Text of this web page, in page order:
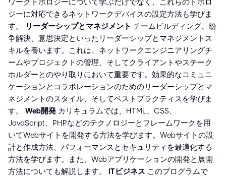
ワークトポロジーについて学ぶだけでなく、これらのトポロ
ジーに対応できるネットワークデバイスの設定方法も学びま
す。
リーダーシップとマネジメント チームビルディング、紛
争解決、意思決定といったリーダーシップとマネジメントス
キルを養います。これは、ネットワークエンジニアリングチ
ームやプロジェクトの管理、そしてクライアントやステーク
ホルダーとのやり取りにおいて重要です。効果的なコミュニ
ケーションとコラボレーションのためのリーダーシップとマ
ネジメントのスタイル、そしてベストプラクティスを学びま
す。 Web開発 カリキュラムでは、HTML、CSS、
JavaScript、PHPなどのテクノロジーとフレームワークを用
いてWebサイトを開発する方法を学びます。Webサイトの設
計と作成方法、パフォーマンスとセキュリティを最適化する
方法を学びます。また、Webアプリケーションの開発と展開
方法についても解説します。 ITビジネス このプログラムで